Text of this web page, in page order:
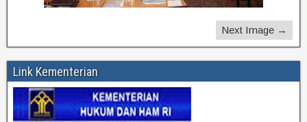
Next Image →
Link Kementerian